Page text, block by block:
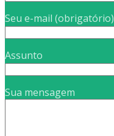
Seu e-mail (obrigatório)
Assunto
Sua mensagem